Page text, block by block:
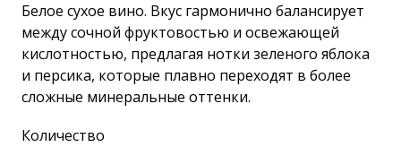
Белое сухое вино. Вкус гармонично балансирует
между сочной фруктовостью и освежающей
кислотностью, предлагая нотки зеленого яблока
и персика, которые плавно переходят в более
сложные минеральные оттенки.
Количество